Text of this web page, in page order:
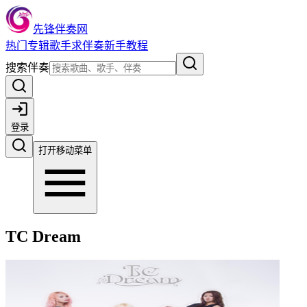
先锋伴奏网
热门 专辑歌手求伴奏新手教程
搜索伴奏
登录
打开移动菜单
TC Dream